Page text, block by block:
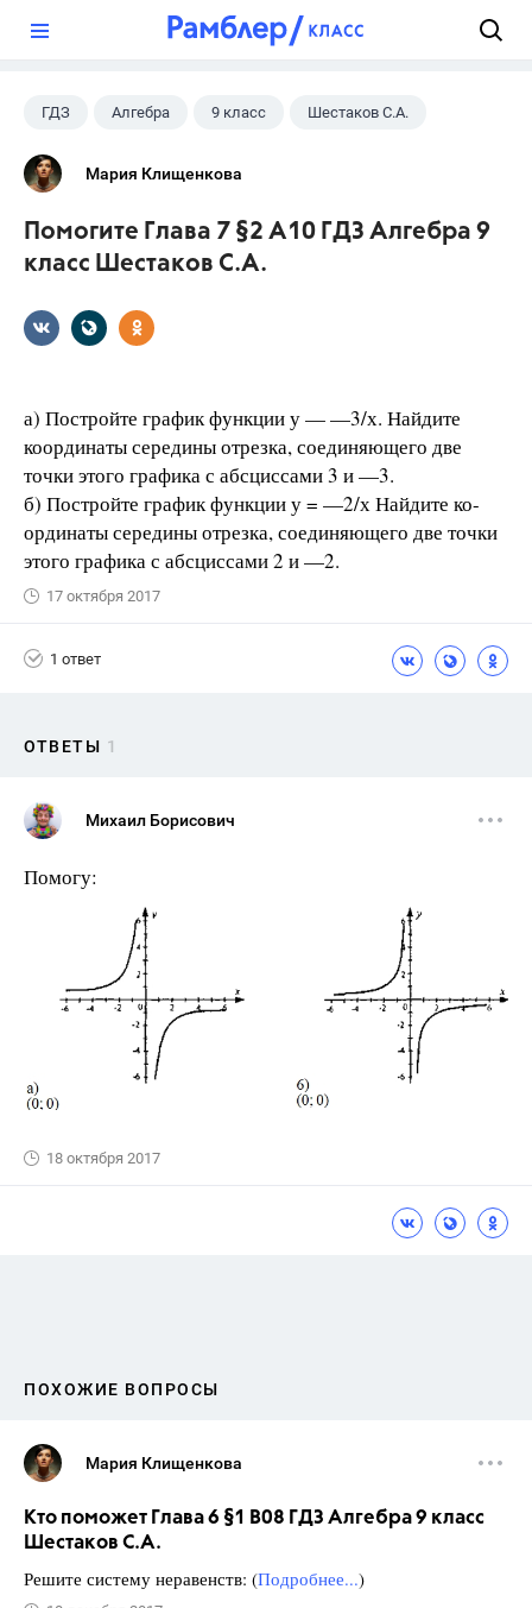
ГДЗ Алгебра 9 класс Шестаков С.А.
Мария Клищенкова
Помогите Глава 7 §2 А10 ГДЗ Алгебра 9
класс Шестаков С.А.
а) Постройте график функции у — —3/х. Найдите
координаты середины отрезка, соединяющего две
точки этого графика с абсциссами 3 и —3.
б) Постройте график функции у = —2/х Найдите ко-
ординаты середины отрезка, соединяющего две точки
этого графика с абсциссами 2 и —2.
17 октября 2017
1 ответ
ОТВЕТЫ 1
Михаил Борисович
Помогу:
18 октября 2017
ПОХОЖИЕ ВОПРОСЫ
Мария Клищенкова
Кто поможет Глава 6 §1 B08 ГДЗ Алгебра 9 класс
Шестаков С.А.
Решите систему неравенств: (Подробнее...)